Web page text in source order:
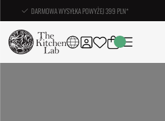
DARMOWA WYSYŁKA POWYŻEJ 399 PLN*